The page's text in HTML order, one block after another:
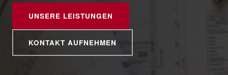
UNSERE LEISTUNGEN
KONTAKT AUFNEHMEN